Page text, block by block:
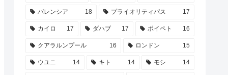
バレンシア 18 プライオリティパス 17
カイロ 17 ダハブ 17 ポイペト 16
クアラルンプール 16 ロンドン 15
ウユニ 14 キト 14 モシ 14